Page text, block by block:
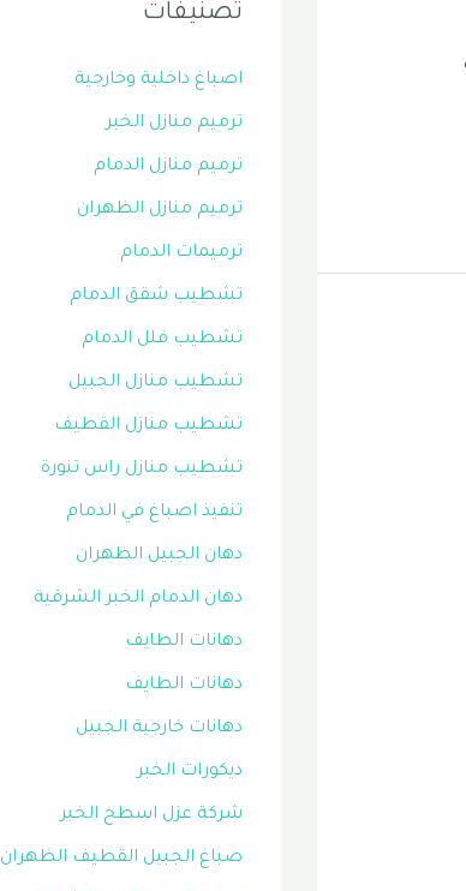
تصنيفات
اصباغ داخلية وخارجية
ترميم منازل الخبر
ترميم منازل الدمام
ترميم منازل الظهران
ترميمات الدمام
تشطيب شقق الدمام
تشطيب فلل الدمام
تشطيب منازل الجبيل
تشطيب منازل القطيف
تشطيب منازل راس تنورة
تنفيذ اصباغ في الدمام
دهان الجبيل الظهران
دهان الدمام الخبر الشرقية
دهانات الطايف
دهانات الطايف
دهانات خارجية الجبيل
ديكورات الخبر
شركة عزل اسطح الخبر
صباغ الجبيل القطيف الظهران